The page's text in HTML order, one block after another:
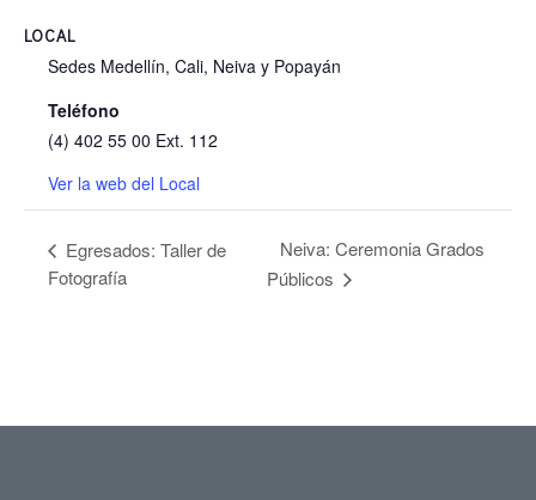
LOCAL
Sedes Medellín, Cali, Neiva y Popayán
Teléfono
(4) 402 55 00 Ext. 112
Ver la web del Local
Egresados: Taller de
Fotografía
Neiva: Ceremonia Grados
Públicos